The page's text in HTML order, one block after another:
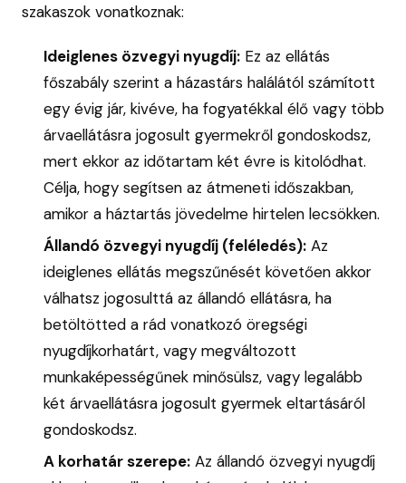
szakaszok vonatkoznak:
Ideiglenes özvegyi nyugdíj: Ez az ellátás
főszabály szerint a házastárs halálától számított
egy évig jár, kivéve, ha fogyatékkal élő vagy több
árvaellátásra jogosult gyermekről gondoskodsz,
mert ekkor az időtartam két évre is kitolódhat.
Célja, hogy segítsen az átmeneti időszakban,
amikor a háztartás jövedelme hirtelen lecsökken.
Állandó özvegyi nyugdíj (feléledés): Az
ideiglenes ellátás megszűnését követően akkor
válhatsz jogosulttá az állandó ellátásra, ha
betöltötted a rád vonatkozó öregségi
nyugdíjkorhatárt, vagy megváltozott
munkaképességűnek minősülsz, vagy legalább
két árvaellátásra jogosult gyermek eltartásáról
gondoskodsz.
A korhatár szerepe: Az állandó özvegyi nyugdíj